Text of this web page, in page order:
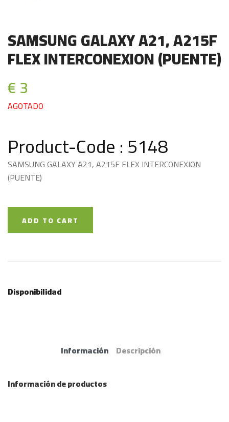
SAMSUNG GALAXY A21, A215F
FLEX INTERCONEXION (PUENTE)
€ 3
AGOTADO
Product-Code : 5148
SAMSUNG GALAXY A21, A215F FLEX INTERCONEXION
(PUENTE)
ADD TO CART
Disponibilidad
Información Descripción
Información de productos